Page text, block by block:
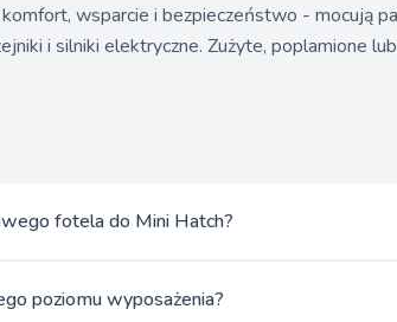
wsparcie i bezpieczeństwo - mocują
i silniki elektryczne. Zużyte, poplamione
fotela do Mini Hatch?
poziomu wyposażenia?